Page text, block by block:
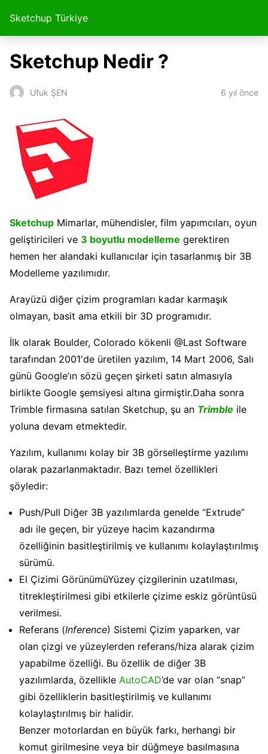
Sketchup Türkiye
Sketchup Nedir ?
Ufuk ŞEN 6 yıl önce
Sketchup Mimarlar, mühendisler, film yapımcıları, oyun
geliştiricileri ve 3 boyutlu modelleme gerektiren
hemen her alandaki kullanıcılar için tasarlanmış bir 3B
Modelleme yazılımıdır.
Arayüzü diğer çizim programları kadar karmaşık
olmayan, basit ama etkili bir 3D programıdır.
İlk olarak Boulder, Colorado kökenli @Last Software
tarafından 2001′de üretilen yazılım, 14 Mart 2006, Salı
günü Google’ın sözü geçen şirketi satın almasıyla
birlikte Google şemsiyesi altına girmiştir.Daha sonra
Trimble firmasına satılan Sketchup, şu an Trimble ile
yoluna devam etmektedir.
Yazılım, kullanımı kolay bir 3B görselleştirme yazılımı
olarak pazarlanmaktadır. Bazı temel özellikleri
şöyledir:
Push/Pull Diğer 3B yazılımlarda genelde “Extrude”
adı ile geçen, bir yüzeye hacim kazandırma
özelliğinin basitleştirilmiş ve kullanımı kolaylaştırılmış
sürümü.
El Çizimi GörünümüYüzey çizgilerinin uzatılması,
titrekleştirilmesi gibi etkilerle çizime eskiz görüntüsü
verilmesi.
Referans (Inference) Sistemi Çizim yaparken, var
olan çizgi ve yüzeylerden referans/hiza alarak çizim
yapabilme özelliği. Bu özellik de diğer 3B
yazılımlarda, özellikle AutoCAD’de var olan “snap”
gibi özelliklerin basitleştirilmiş ve kullanımı
kolaylaştırılmış bir halidir.
Benzer motorlardan en büyük farkı, herhangi bir
komut girilmesine veya bir düğmeye basılmasına